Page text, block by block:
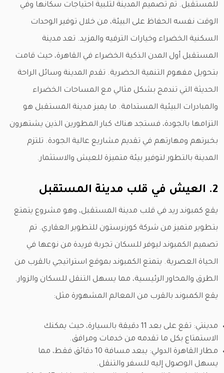
للمستقبل. تم تصميم المدينة لتلبية احتياجات سكانها وفي
الوقت نفسه الحفاظ على البيئة، من خلال توفير الوحدات
السكنية الخضراء وخيارات الترفيه والمزيد. تعد مدينة
المستقبل أول المدن الذكية الخضراء في القاهرة، حيث قامت
بتحويل مفهوم التنمية الحضرية. تقدم المدينة وسائل الراحة
الحديثة التي تندمج بشكل مثالي مع المساحات الخضراء
والمبادرات البيئية المستدامة. ما يميز مدينة المستقبل هو
التزامها بالجودة، فستجد هناك كبار المطورين الذين يشتهرون
بخبرتهم ومهارتهم في تقديم مشاريع عالية الجودة. تلتزم
المدينة بالتطور لتوفير بيئة متميزة للعيش والاستثمار.
2. العيش في قلب مدينة المستقبل
يقع كمبوند ريد في قلب مدينة المستقبل، وهو مشروع يتمتع
بتطوير متميز من شركة كورنرستون للتطوير العقاري. تم
تصميم الكمبوند ليوفر للسكان تجربة فريدة من نوعها في
الحياة العصرية. يتمتع الكمبوند بموقع استراتيجي بالقرب من
الطرق والمحاور الرئيسية، مما يسهل التنقل للسكان والزوار.
يقع الكمبوند بالقرب من المعالم المشهورة مثل:
مدينتي: تقع على بعد 11 دقيقة بالسيارة، حيث يمكنك
الاستمتاع بكل ما تقدمه من خدمات ومرافق.
مطار القاهرة الدولي: يبعد مسافة 10 دقائق فقط، مما
يسهل الوصول إليه للسفر والتنقل.